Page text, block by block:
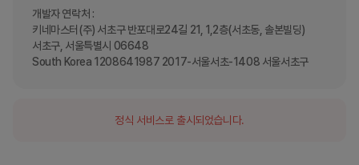
개발자 연락처 :
키네마스터(주) 서초구 반포대로24길 21, 1,2층(서초동, 솔본빌딩)
서초구, 서울특별시 06648
South Korea 1208641987 2017-서울서초-1408 서울서초구
정식 서비스로 출시되었습니다.